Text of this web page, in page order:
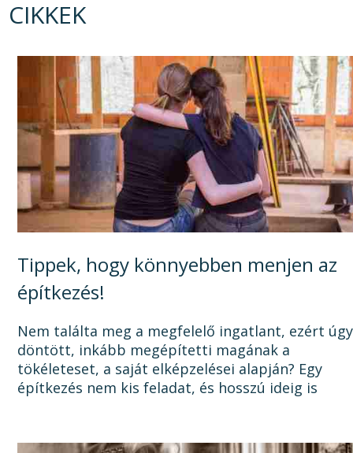
CIKKEK
Tippek, hogy könnyebben menjen az
építkezés!
Nem találta meg a megfelelő ingatlant, ezért úgy
döntött, inkább megépítetti magának a
tökéleteset, a saját elképzelései alapján? Egy
építkezés nem kis feladat, és hosszú ideig is